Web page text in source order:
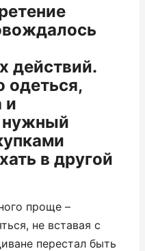
действий.
одеться,
и
нужный
в другой
проще –
не вставая с
перестал быть